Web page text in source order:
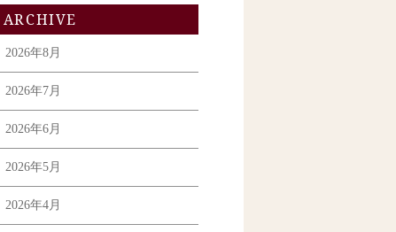
ARCHIVE
2026年8月
2026年7月
2026年6月
2026年5月
2026年4月